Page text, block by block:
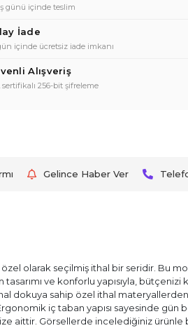
günü içinde teslim
İade
içinde ücretsiz iade imkanı
Alışveriş
sertifikalı 256-bit şifreleme
Gelince Haber Ver
olarak seçilmiş ithal bir seridir. Bu
ve konforlu yapısıyla,
dokuya sahip özel ithal
iç taban yapısı sayesinde
aittir. Görsellerde incelediğiniz ürünle